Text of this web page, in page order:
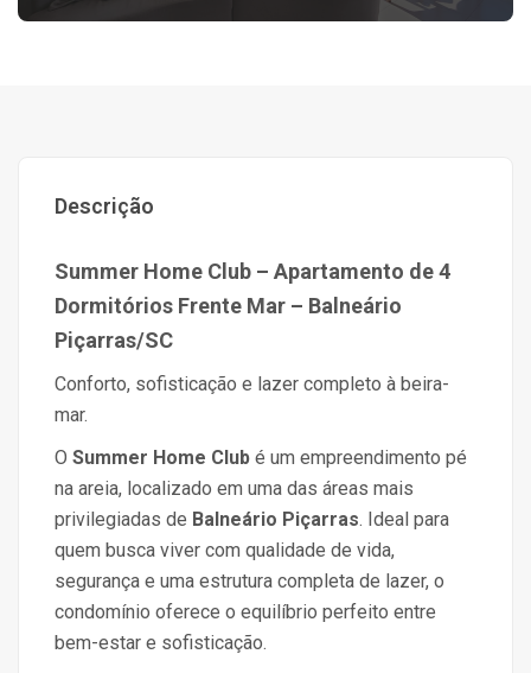
Descrição
Summer Home Club – Apartamento de 4
Dormitórios Frente Mar – Balneário
Piçarras/SC
Conforto, sofisticação e lazer completo à beira-
mar.
O Summer Home Club é um empreendimento pé
na areia, localizado em uma das áreas mais
privilegiadas de Balneário Piçarras. Ideal para
quem busca viver com qualidade de vida,
segurança e uma estrutura completa de lazer, o
condomínio oferece o equilíbrio perfeito entre
bem-estar e sofisticação.